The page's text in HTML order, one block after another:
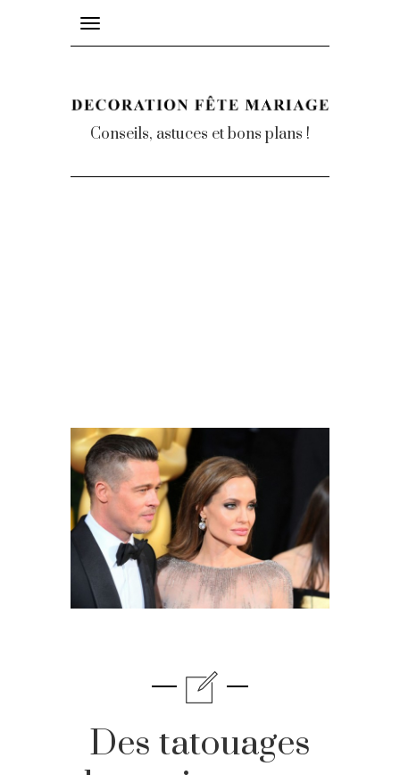
Toggle
navigation
Conseils, astuces et bons plans !
Des tatouages